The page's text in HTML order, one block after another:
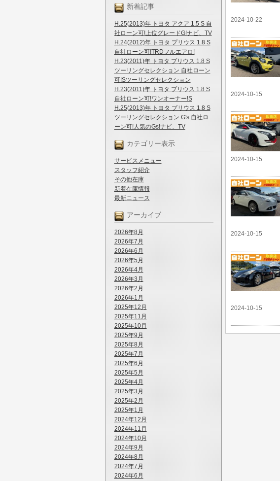
新着記事
H.25(2013)年 トヨタ アクア 1.5 S 自
社ローン可!上位グレードG!ナビ、TV
H.24(2012)年 トヨタ プリウス 1.8 S
自社ローン可!TRDフルエアロ!
H.23(2011)年 トヨタ プリウス 1.8 S
ツーリングセレクション 自社ローン
可!Sツーリングセレクション
H.23(2011)年 トヨタ プリウス 1.8 S
自社ローン可!ワンオーナー!S
H.25(2013)年 トヨタ プリウス 1.8 S
ツーリングセレクション G's 自社ロ
ーン可!人気のGs!ナビ、TV
カテゴリー表示
サービスメニュー
スタッフ紹介
その他在庫
新着在庫情報
最新ニュース
アーカイブ
2026年8月
2026年7月
2026年6月
2026年5月
2026年4月
2026年3月
2026年2月
2026年1月
2025年12月
2025年11月
2025年10月
2025年9月
2025年8月
2025年7月
2025年6月
2025年5月
2025年4月
2025年3月
2025年2月
2025年1月
2024年12月
2024年11月
2024年10月
2024年9月
2024年8月
2024年7月
2024年6月
2024-10-22
2024-10-15
2024-10-15
2024-10-15
2024-10-15